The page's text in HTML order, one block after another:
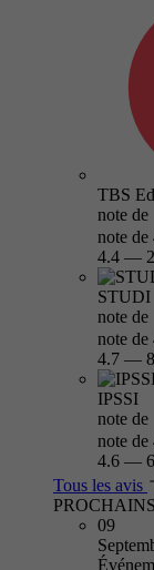
TBS
note de
note de
4.4 —
STUDI
note de
note de
4.7 —
IPSSI
note de
note de
4.6 —
Tous les avis
09